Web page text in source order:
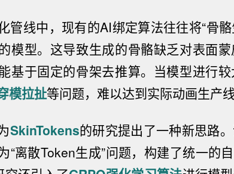
管线中，现有的AI绑定算法往往将“骨骼
模型。这导致生成的骨骼缺乏对表面
基于固定的骨架去推算。当模型进行
模拉扯等问题，难以达到实际动画生产线
SkinTokens的研究提出了一种新思路
“离散Token生成”问题，构建了统一的